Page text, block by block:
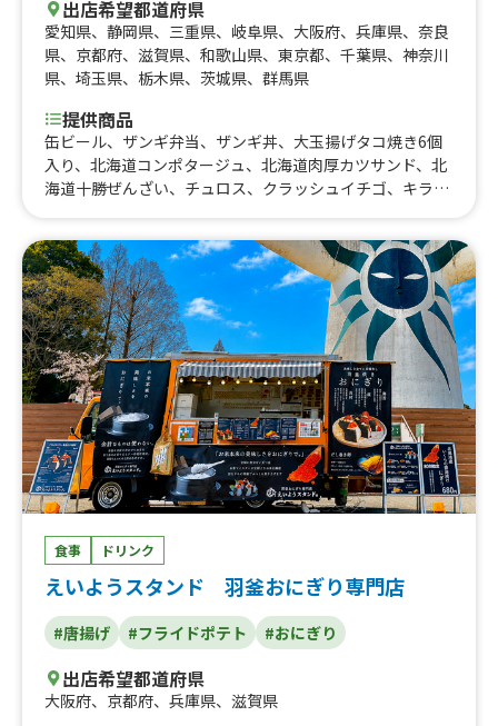
出店希望都道府県
愛知県、 静岡県、 三重県、 岐阜県、 大阪府、 兵庫県、 奈良
県、 京都府、 滋賀県、 和歌山県、 東京都、 千葉県、 神奈川
県、 埼玉県、 栃木県、 茨城県、 群馬県
提供商品
缶ビール、ザンギ弁当、ザンギ丼、大玉揚げタコ焼き6個
入り、北海道コンポタージュ、北海道肉厚カツサンド、北
海道十勝ぜんざい、チュロス、クラッシュイチゴ、キラキ
ポテトフライ、北海道チーズポテト、北海道地鶏丼、北海
道地鶏、北海道ハラミ丼、北海道ハラミ、レインボーかき
氷、赤肉メロンソーダ、夕張かき氷、唐揚げ2種類セット8
個入り、大盛り唐揚げ弁当、北海道プレミアムコーン小、
北海道プレミアムコーン、北海道チキンスープカレー、北
海道赤肉メロン果肉アイス、ハイボール、おにから弁当、
おにぎり、北海道焼きザンギ ヒミツの醤油 4個入り
食事 ドリンク
えいようスタンド 羽釜おにぎり専門店
#唐揚げ #フライドポテト #おにぎり
出店希望都道府県
大阪府、 京都府、 兵庫県、 滋賀県